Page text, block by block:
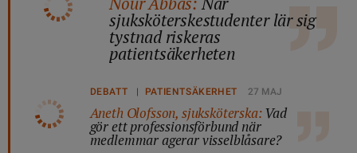
sjuksköterskestudenter lär sig
tystnad riskeras
patientsäkerheten
DEBATT | PATIENTSÄKERHET 27 MAJ
Aneth Olofsson, sjuksköterska:Vad
gör ett professionsförbund när
medlemmar agerar visselblåsare?